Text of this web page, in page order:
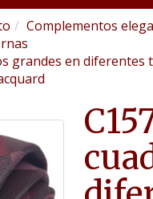
Complementos
grandes en